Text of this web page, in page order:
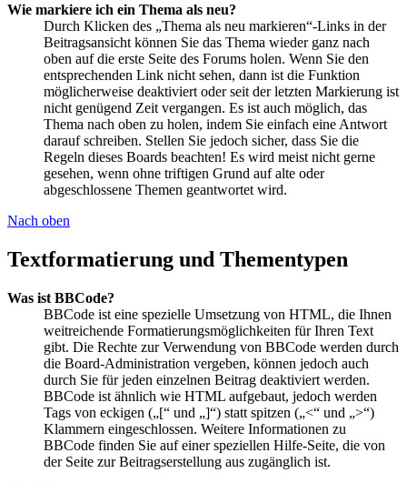
Wie markiere ich ein Thema als neu?
Durch Klicken des „Thema als neu markieren“-Links in der
Beitragsansicht können Sie das Thema wieder ganz nach
oben auf die erste Seite des Forums holen. Wenn Sie den
entsprechenden Link nicht sehen, dann ist die Funktion
möglicherweise deaktiviert oder seit der letzten Markierung ist
nicht genügend Zeit vergangen. Es ist auch möglich, das
Thema nach oben zu holen, indem Sie einfach eine Antwort
darauf schreiben. Stellen Sie jedoch sicher, dass Sie die
Regeln dieses Boards beachten! Es wird meist nicht gerne
gesehen, wenn ohne triftigen Grund auf alte oder
abgeschlossene Themen geantwortet wird.
Nach oben
Textformatierung und Thementypen
Was ist BBCode?
BBCode ist eine spezielle Umsetzung von HTML, die Ihnen
weitreichende Formatierungsmöglichkeiten für Ihren Text
gibt. Die Rechte zur Verwendung von BBCode werden durch
die Board-Administration vergeben, können jedoch auch
durch Sie für jeden einzelnen Beitrag deaktiviert werden.
BBCode ist ähnlich wie HTML aufgebaut, jedoch werden
Tags von eckigen („[“ und „]“) statt spitzen („<“ und „>“)
Klammern eingeschlossen. Weitere Informationen zu
BBCode finden Sie auf einer speziellen Hilfe-Seite, die von
der Seite zur Beitragserstellung aus zugänglich ist.